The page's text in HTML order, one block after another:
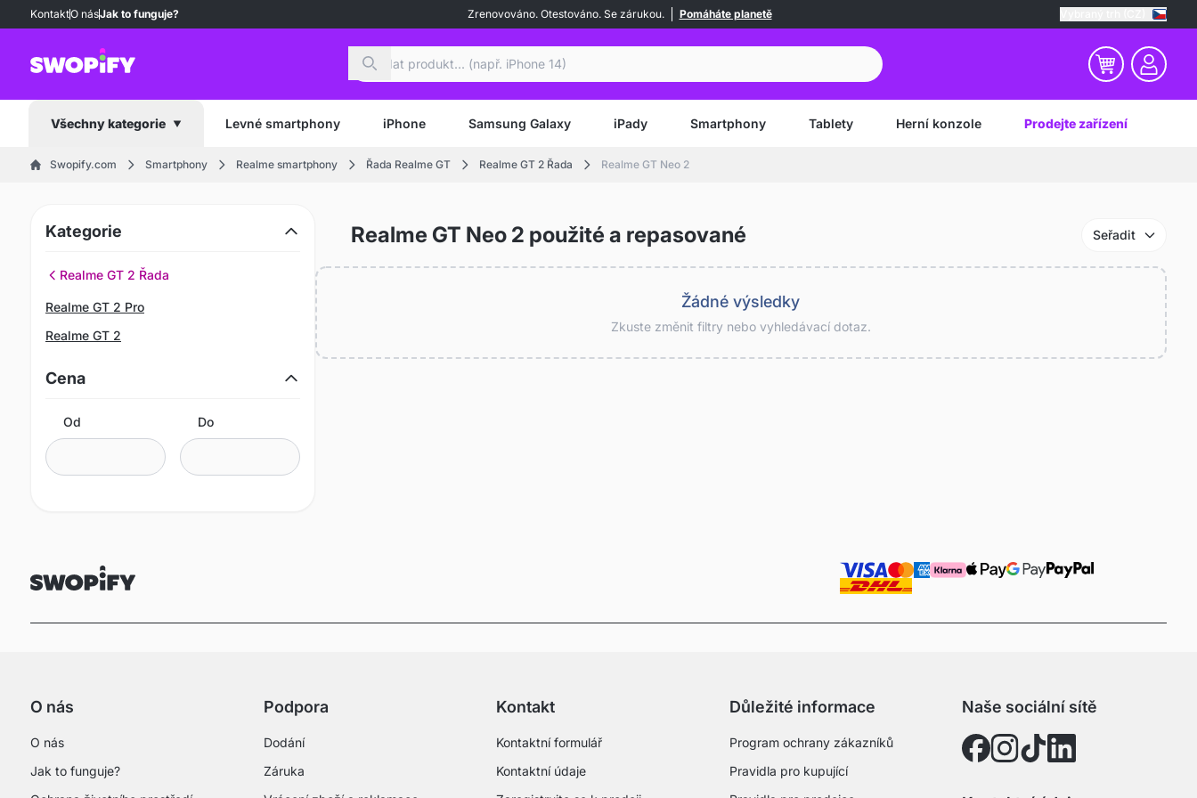
KontaktO násJak to funguje? Zrenovováno. Otestováno. Se zárukou. Pomáháte planetě
Všechny kategorie Levné smartphony iPhone Samsung Galaxy iPady Smartphony Tablety Herní konzole Prodejte zařízení
Swopify.com Smartphony Realme smartphony Řada Realme GT Realme GT 2 Řada Realme GT Neo 2
Kategorie
Realme GT 2 Řada
Realme GT 2 Pro
Realme GT 2
Cena
Od Do
Realme GT Neo 2 použité a repasované Seřadit
Žádné výsledky
Zkuste změnit filtry nebo vyhledávací dotaz.
O nás
O nás
Jak to funguje?
Podpora
Dodání
Záruka
Kontakt
Kontaktní formulář
Kontaktní údaje
Důležité informace
Program ochrany zákazníků
Pravidla pro kupující
Naše sociální sítě